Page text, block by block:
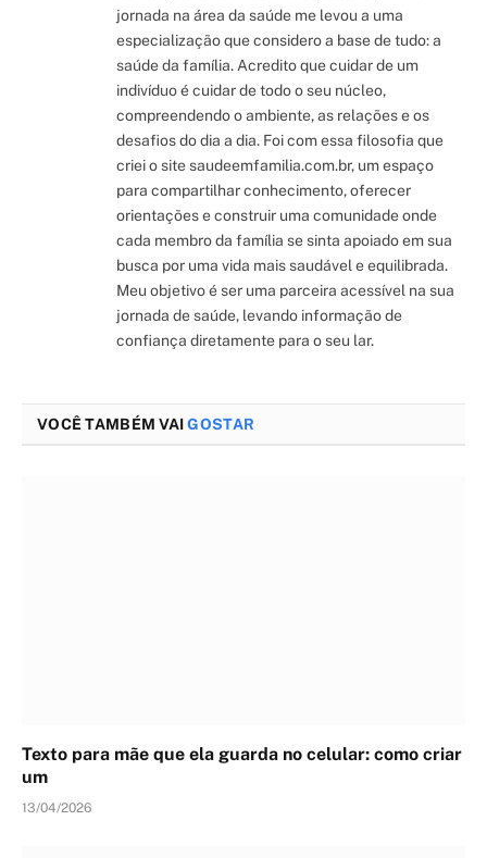
jornada na área da saúde me levou a uma
especialização que considero a base de tudo: a
saúde da família. Acredito que cuidar de um
indivíduo é cuidar de todo o seu núcleo,
compreendendo o ambiente, as relações e os
desafios do dia a dia. Foi com essa filosofia que
criei o site saudeemfamilia.com.br, um espaço
para compartilhar conhecimento, oferecer
orientações e construir uma comunidade onde
cada membro da família se sinta apoiado em sua
busca por uma vida mais saudável e equilibrada.
Meu objetivo é ser uma parceira acessível na sua
jornada de saúde, levando informação de
confiança diretamente para o seu lar.
VOCÊ TAMBÉM VAIGOSTAR
Texto para mãe que ela guarda no celular: como criar
um
13/04/2026